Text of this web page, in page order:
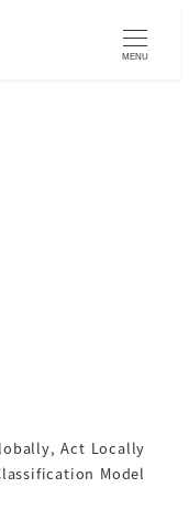
MENU
Act Locally
Model